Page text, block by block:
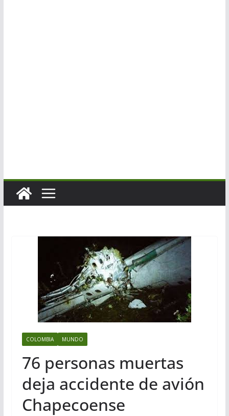
COLOMBIA MUNDO
76 personas muertas
deja accidente de avión
Chapecoense